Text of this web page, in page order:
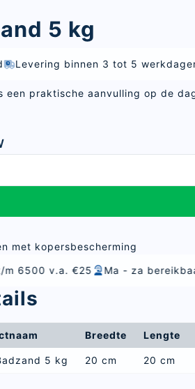
5 kg
Levering binnen 3 tot 5
een praktische aanvulling op de
met kopersbescherming
Ma - za bereikbaar Alles voor
Breedte Lengte
5 kg 20 cm 20 cm